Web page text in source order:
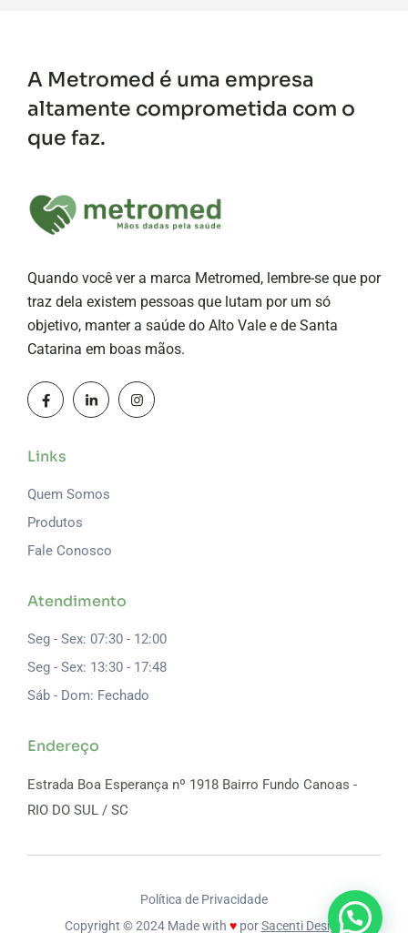
A Metromed é uma empresa
altamente comprometida com o
que faz.
Quando você ver a marca Metromed, lembre-se que por
traz dela existem pessoas que lutam por um só
objetivo, manter a saúde do Alto Vale e de Santa
Catarina em boas mãos.
Links
Quem Somos
Produtos
Fale Conosco
Atendimento
Seg - Sex: 07:30 - 12:00
Seg - Sex: 13:30 - 17:48
Sáb - Dom: Fechado
Endereço
Estrada Boa Esperança nº 1918 Bairro Fundo Canoas -
RIO DO SUL / SC
Copyright © 2024 Made with ♥porSacenti Design
Política de Privacidade